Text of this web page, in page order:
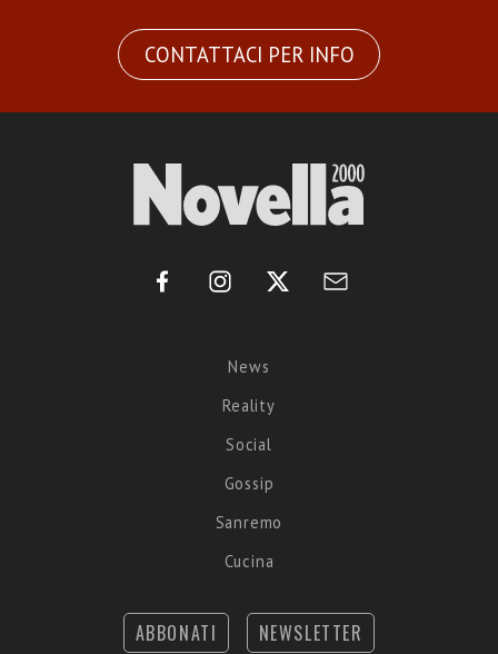
CONTATTACI PER INFO
News
Reality
Social
Gossip
Sanremo
Cucina
ABBONATI NEWSLETTER